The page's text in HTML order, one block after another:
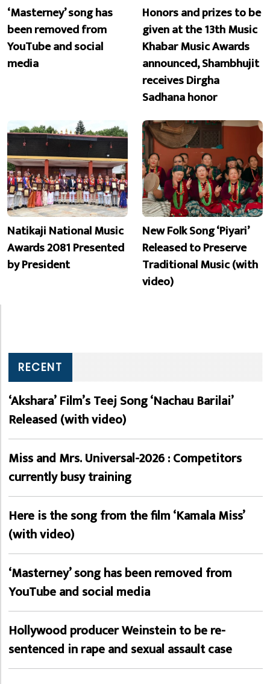
‘Masterney’ song has
been removed from
YouTube and social
media
Honors and prizes to be
given at the 13th Music
Khabar Music Awards
announced, Shambhujit
receives Dirgha
Sadhana honor
Natikaji National Music
Awards 2081 Presented
by President
New Folk Song ‘Piyari’
Released to Preserve
Traditional Music (with
video)
RECENT
‘Akshara’ Film’s Teej Song ‘Nachau Barilai’
Released (with video)
Miss and Mrs. Universal-2026 : Competitors
currently busy training
Here is the song from the film ‘Kamala Miss’
(with video)
‘Masterney’ song has been removed from
YouTube and social media
Hollywood producer Weinstein to be re-
sentenced in rape and sexual assault case